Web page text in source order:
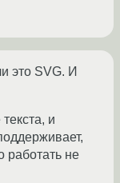
это SVG. И
и
работать не